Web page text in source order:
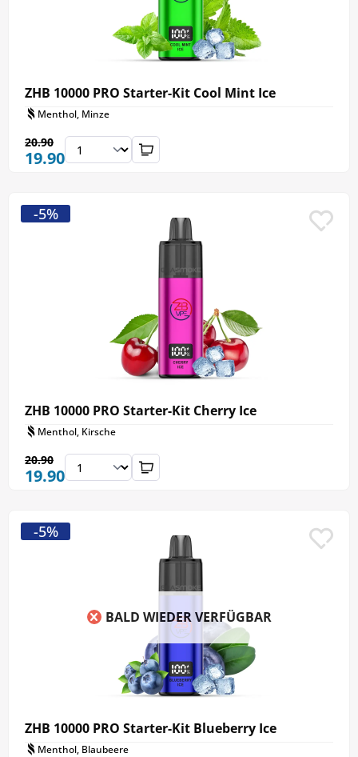
ZHB 10000 PRO Starter-Kit Cool Mint Ice
Menthol, Minze
19.90
20.90
ZHB 10000 PRO Starter-Kit Cherry Ice
Menthol, Kirsche
19.90
20.90
-5%
BALD WIEDER VERFÜGBAR
ZHB 10000 PRO Starter-Kit Blueberry Ice
Menthol, Blaubeere
-5%